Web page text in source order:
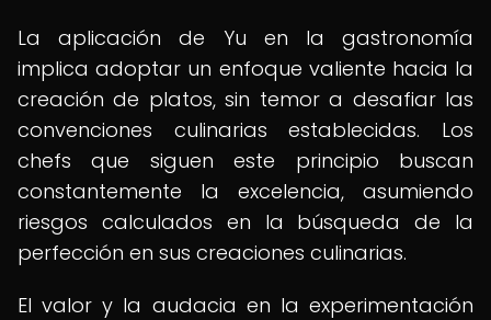
La aplicación de Yu en la gastronomía
implica adoptar un enfoque valiente hacia la
creación de platos, sin temor a desafiar las
convenciones culinarias establecidas. Los
chefs que siguen este principio buscan
constantemente la excelencia, asumiendo
riesgos calculados en la búsqueda de la
perfección en sus creaciones culinarias.
El valor y la audacia en la experimentación